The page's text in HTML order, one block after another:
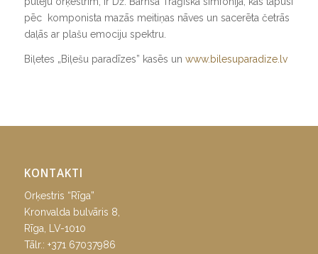
pēc komponista mazās meitiņas nāves un sacerēta četrās
daļās ar plašu emociju spektru.
Biļetes „Biļešu paradīzes” kasēs un www.bilesuparadize.lv
KONTAKTI
Orķestris “Rīga”
Kronvalda bulvāris 8,
Rīga, LV-1010
Tālr.: +371 67037986